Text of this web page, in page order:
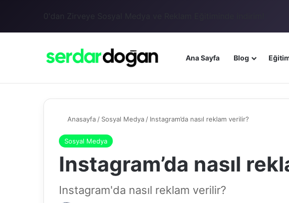
0'dan Zirveye Sosyal Medya ve Reklam Eğitiminde indirim!
Ana Sayfa Blog
Anasayfa / Sosyal Medya / Instagram’da nasıl reklam verilir?
Sosyal Medya
Instagram’da nasıl
Instagram'da nasıl reklam verilir?